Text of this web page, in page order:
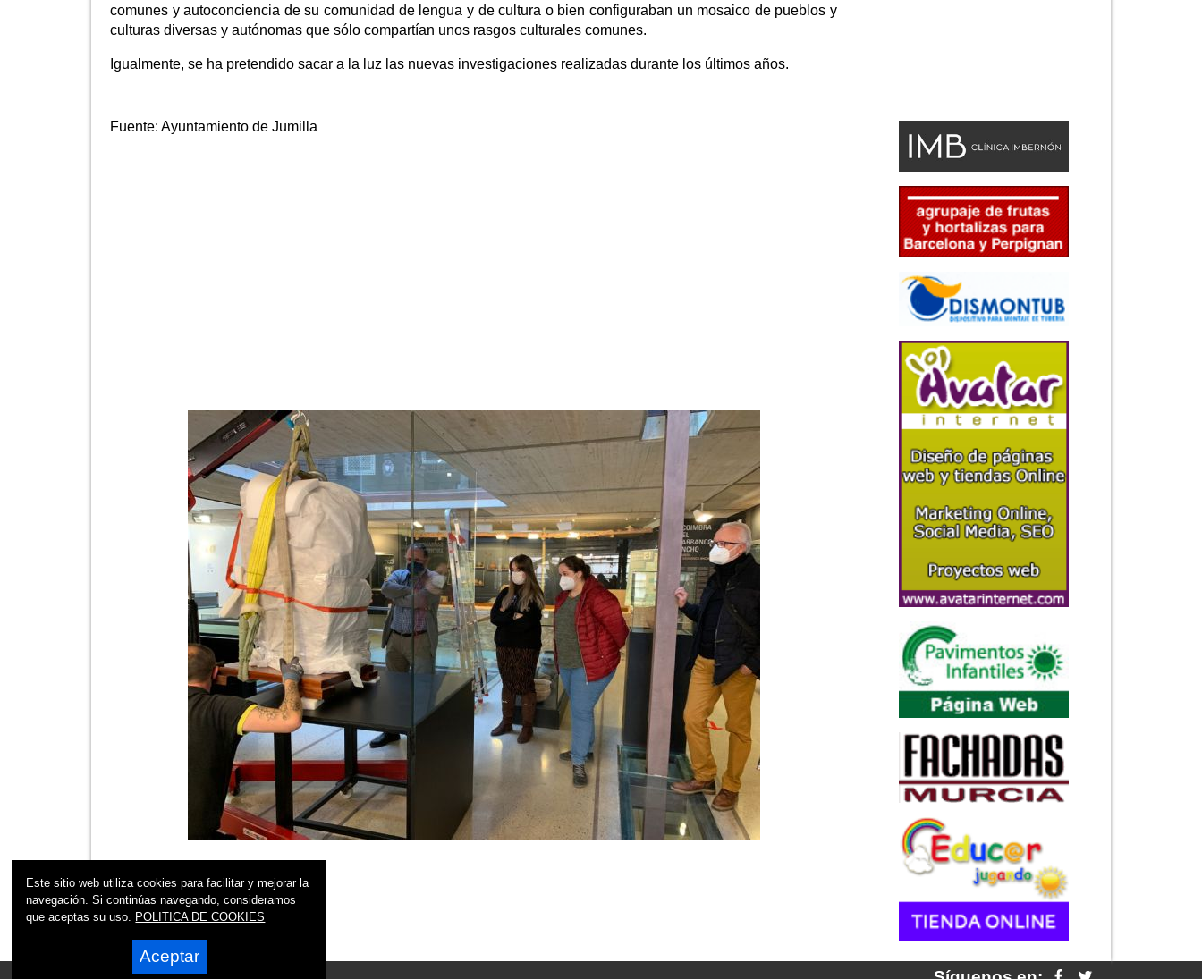
comunes y autoconciencia de su comunidad de lengua y de cultura o bien configuraban un mosaico de pueblos y
culturas diversas y autónomas que sólo compartían unos rasgos culturales comunes.
Igualmente, se ha pretendido sacar a la luz las nuevas investigaciones realizadas durante los últimos años.
Fuente: Ayuntamiento de Jumilla
Este sitio web utiliza cookies para facilitar y mejorar la
navegación. Si continúas navegando, consideramos
que aceptas su uso. POLITICA DE COOKIES
Aceptar